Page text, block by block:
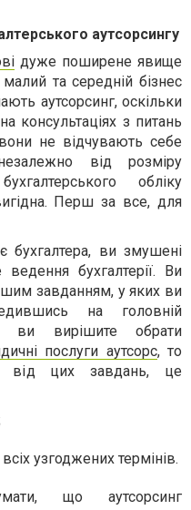
аутсорсингу
дуже поширене явище
та середній бізнес
аутсорсинг, оскільки
консультаціях з питань
не відчувають себе
від розміру
обліку
Перш за все, для
бухгалтера, ви змушені
бухгалтерії. Ви
завданням, у яких ви
на головній
ви вирішите обрати
послуги аутсорс, то
від цих завдань, це
узгоджених термінів.
що аутсорсинг